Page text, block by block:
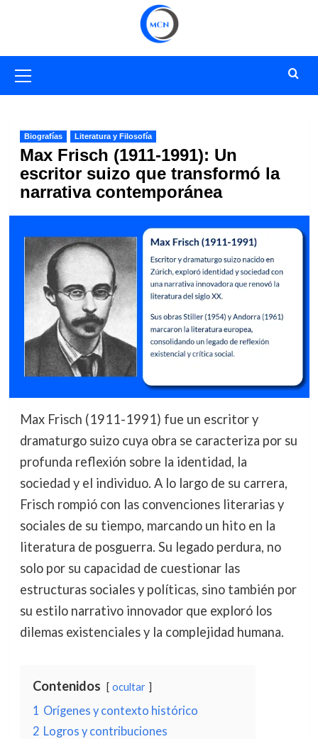
primario
Biografías Literatura y Filosofía
Max Frisch (1911-1991): Un
escritor suizo que transformó la
narrativa contemporánea
Max Frisch (1911-1991) fue un escritor y
dramaturgo suizo cuya obra se caracteriza por su
profunda reflexión sobre la identidad, la
sociedad y el individuo. A lo largo de su carrera,
Frisch rompió con las convenciones literarias y
sociales de su tiempo, marcando un hito en la
literatura de posguerra. Su legado perdura, no
solo por su capacidad de cuestionar las
estructuras sociales y políticas, sino también por
su estilo narrativo innovador que exploró los
dilemas existenciales y la complejidad humana.
Contenidos ocultar
1 Orígenes y contexto histórico
2 Logros y contribuciones